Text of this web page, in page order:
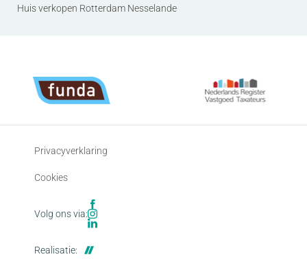
Huis verkopen Rotterdam Nesselande
Privacyverklaring
Cookies
Volg ons via:
Realisatie: